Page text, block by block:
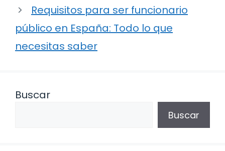
Requisitos para ser funcionario
público en España: Todo lo que
necesitas saber
Buscar
Buscar